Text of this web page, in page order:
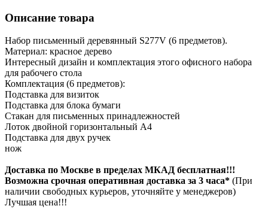
Описание товара
Набор письменный деревянный S277V (6 предметов).
Материал: красное дерево
Интересный дизайн и комплектация этого офисного набора
для рабочего стола
Комплектация (6 предметов):
Подставка для визиток
Подставка для блока бумаги
Стакан для письменных принадлежностей
Лоток двойной горизонтальный А4
Подставка для двух ручек
нож
Доставка по Москве в пределах МКАД бесплатная!!!
Возможна срочная оперативная доставка за 3 часа* (При
наличии свободных курьеров, уточняйте у менеджеров)
Лучшая цена!!!